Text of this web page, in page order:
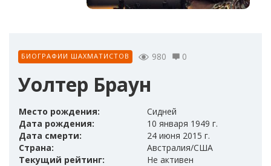
БИОГРАФИИ ШАХМАТИСТОВ 980 0
Уолтер Браун
Место рождения:
Сидней
Дата рождения:
10 января 1949 г.
Дата смерти:
24 июня 2015 г.
Страна:
Австралия/США
Текущий рейтинг:
Не активен